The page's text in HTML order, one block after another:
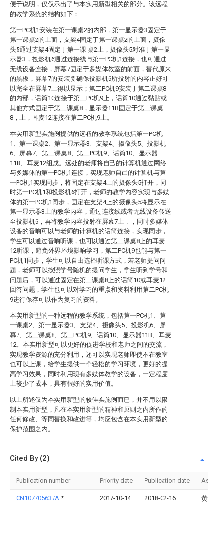
便于说明，仅仅示出了与本实用新型相关的部分。该远程
的教学系统的结构如下：
第一PC机1安装在第一课桌2的内部，第一显示器3固定于
第一课桌2的上面，支架4固定于第一课桌2的上面，摄像
头5通过支架4固定于第一课 桌2上，摄像头5对准于第一显
示器3，投影机6通过连接线与第一PC机1连接，也可通过
无线设备连接，屏幕7固定于多媒体教室的前面，替代原来
的黑板，屏幕7的安装要确保投影机6所投射的内容正好可
以完全在屏幕7上得以显示；第二PC机9安装于第二课桌8
的内部，话筒10连接于第二PC机9上，话筒10通过黏贴或
其他方式固定于第二课桌8，显示器11B固定于第二课桌
8，上，耳麦12连接在第二PC机9上。
本实用新型实施例提供的远程的教学系统包括第一PC机
1、第一课桌2、第一显示器3、支架4、摄像头5、投影机
6、屏幕7、第二课桌8、第二PC机9、话筒10、显示器
11B、耳麦12组成。远处的老师将自己的计算机通过网络
与多媒体的第一PC机1连接，实现老师自己的计算机与第
一PC机1实现同步，将固定在支架4上的摄像头5打开，同
时第一PC机1和投影机6打开，老师的教学内容实现与多媒
体的第一PC机1同步，固定在支架4上的摄像头5将显示在
第一显示器3上的教学内容，通过连接线或者无线设备传送
至投影机6，再将教学内容投射在屏幕7上，，同时多媒体
设备的音响可以与老师的计算机的话筒连接，实现同步，
学生可以通过音响听课，也可以通过第二课桌8上的耳麦
12听课，避免外界环境影响学习，第二PC机9也能与第一
PC机1同步，学生可以自由选择听课方式，若老师提问问
题，老师可以按照学号随机的提问学生，学生听到学号和
问题后，可以通过固定在第二课桌8上的话筒10或耳麦12
回答问题，学生也可以对学习的重点和资料利用第二PC机
9进行保存可以作为复习的资料。
本实用新型的一种远程的教学系统，包括第一PC机1、第
一课桌2、第一显示器3、支架4、摄像头5、投影机6、屏
幕7、第二课桌8、第二PC机9、话筒10、显示器11B、耳麦
12。本实用新型可以更好的促进学校和老师之间的交流，
实现教学资源的充分利用，还可以实现老师即使不在教室
也可以上课，给学生提供一个轻松的学习环境，更好的提
高学习效果，同时利用现有多媒体教学的设备，一定程度
上较少了成本，具有很好的实用价值。
以上所述仅为本实用新型的较佳实施例而已，并不用以限
制本实用新型，凡在本实用新型的精神和原则之内所作的
任何修改、等同替换和改进等，均应包含在本实用新型的
保护范围之内。
Cited By (2)
Publication number Priority date Publication date
CN107705637A * 2017-10-14 2018-02-16 黄燕